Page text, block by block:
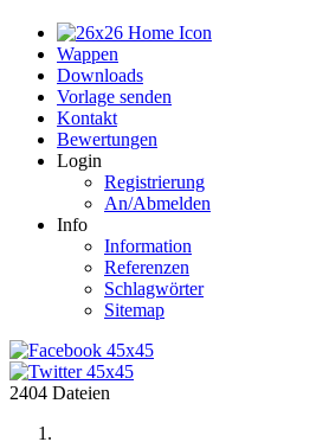
Wappen
Downloads
Vorlage senden
Kontakt
Bewertungen
Login
Registrierung
An/Abmelden
Info
Information
Referenzen
Schlagwörter
Sitemap
2404 Dateien